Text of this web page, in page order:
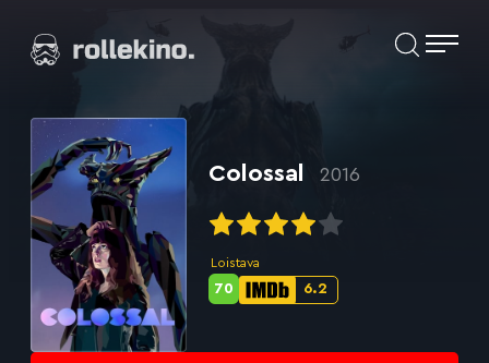
suoraan
Elokuvat ja elokuva-arviot | Rollekino.fi
jälkeen.
Colossal 2016
Loistava
IMDb-
6.2
Metascore-
70